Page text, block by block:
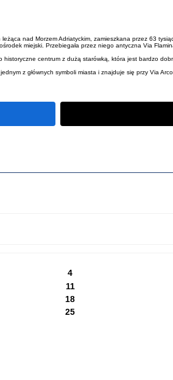
leżąca nad Morzem Adriatyckim, zamieszkana przez 63
miejski. Przebiegała przez niego antyczna Via
historyczne centrum z dużą starówką, która jest bardzo
z głównych symboli miasta i znajduje się przy Via
4
11
18
25